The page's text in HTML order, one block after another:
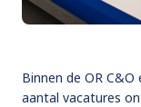
Binnen de OR
aantal vacatures